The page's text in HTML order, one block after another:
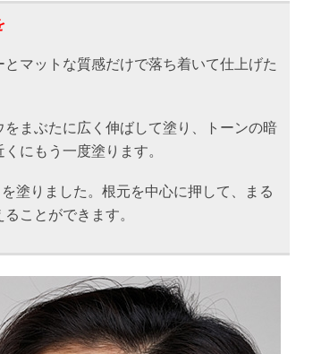
マットな質感だけで落ち着いて仕上げた
まぶたに広く伸ばして塗り、トーンの暗
にもう一度塗ります。
塗りました。根元を中心に押して、まる
ことができます。